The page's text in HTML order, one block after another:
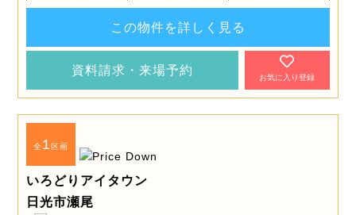
この物件を詳しく見る
資料請求・来場予約
お気に入り登録
全1区画
いろどりアイタウン
日光市瀬尾